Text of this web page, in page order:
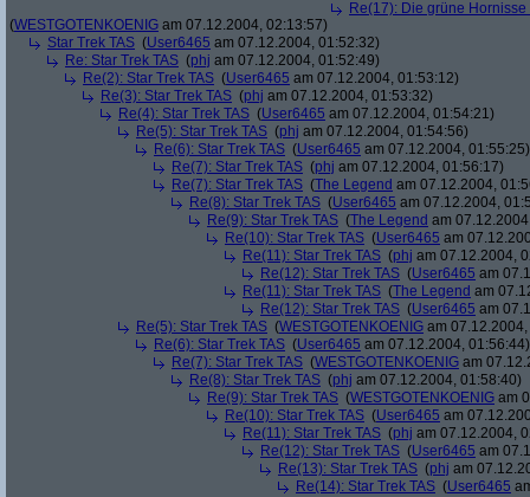
Re(17): Die grüne
(WESTGOTENKOENIG am 07.12.2004, 02:13:57)
Star Trek TAS (User6465 am 07.12.2004, 01:52:32)
Re: Star Trek TAS (phj am 07.12.2004, 01:52:49)
Re(2): Star Trek TAS (User6465 am 07.12.2004, 01:53:12)
Re(3): Star Trek TAS (phj am 07.12.2004, 01:53:32)
Re(4): Star Trek TAS (User6465 am 07.12.2004, 01:54:21)
Re(5): Star Trek TAS (phj am 07.12.2004, 01:54:56)
Re(6): Star Trek TAS (User6465 am 07.12.2004, 01:55:25)
Re(7): Star Trek TAS (phj am 07.12.2004, 01:56:17)
Re(7): Star Trek TAS (The Legend am 07.12.2004,
Re(8): Star Trek TAS (User6465 am 07.12.2004,
Re(9): Star Trek TAS (The Legend am
Re(10): Star Trek TAS (User6465 am
Re(11): Star Trek TAS (phj am 07.12.2004,
Re(12): Star Trek TAS (User6465 am
Re(11): Star Trek TAS (The Legend am
Re(12): Star Trek TAS (User6465 am
Re(5): Star Trek TAS (WESTGOTENKOENIG am
Re(6): Star Trek TAS (User6465 am 07.12.2004, 01:56:44)
Re(7): Star Trek TAS (WESTGOTENKOENIG am
Re(8): Star Trek TAS (phj am 07.12.2004, 01:58:40)
Re(9): Star Trek TAS (WESTGOTENKOENIG am
Re(10): Star Trek TAS (User6465 am
Re(11): Star Trek TAS (phj am 07.12.2004,
Re(12): Star Trek TAS (User6465 am
Re(13): Star Trek TAS (phj am
Re(14): Star Trek TAS (User6465